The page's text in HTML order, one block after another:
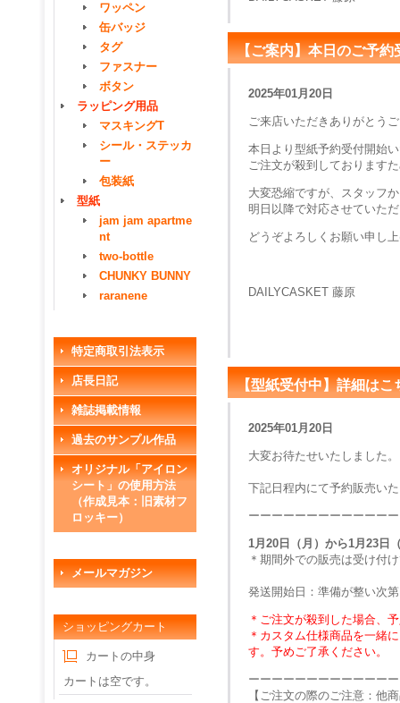
ワッペン
缶バッジ
タグ
ファスナー
ボタン
ラッピング用品
マスキングT
シール・ステッカ
ー
包装紙
型紙
jam jam apartme
nt
two-bottle
CHUNKY BUNNY
raranene
特定商取引法表示
店長日記
雑誌掲載情報
過去のサンプル作品
オリジナル「アイロン
シート」の使用方法
（作成見本：旧素材フ
ロッキー）
メールマガジン
ショッピングカート
カートの中身
カートは空です。
【ご案内】本日のご予約
2025年01月20日
ご来店いただきありがとう
本日より型紙予約受付開始
ご注文が殺到しております
大変恐縮ですが、スタッフ
明日以降で対応させていた
どうぞよろしくお願い申し
DAILYCASKET 藤原
【型紙受付中】詳細はこ
2025年01月20日
大変お待たせいたしました。
下記日程内にて予約販売い
ーーーーーーーーーーーー
1月20日（月）から1月23日
＊期間外での販売は受け付
発送開始日：準備が整い次
＊ご注文が殺到した場合、
＊カスタム仕様商品を一緒
す。予めご了承ください。
ーーーーーーーーーーーー
【ご注文の際のご注意：他